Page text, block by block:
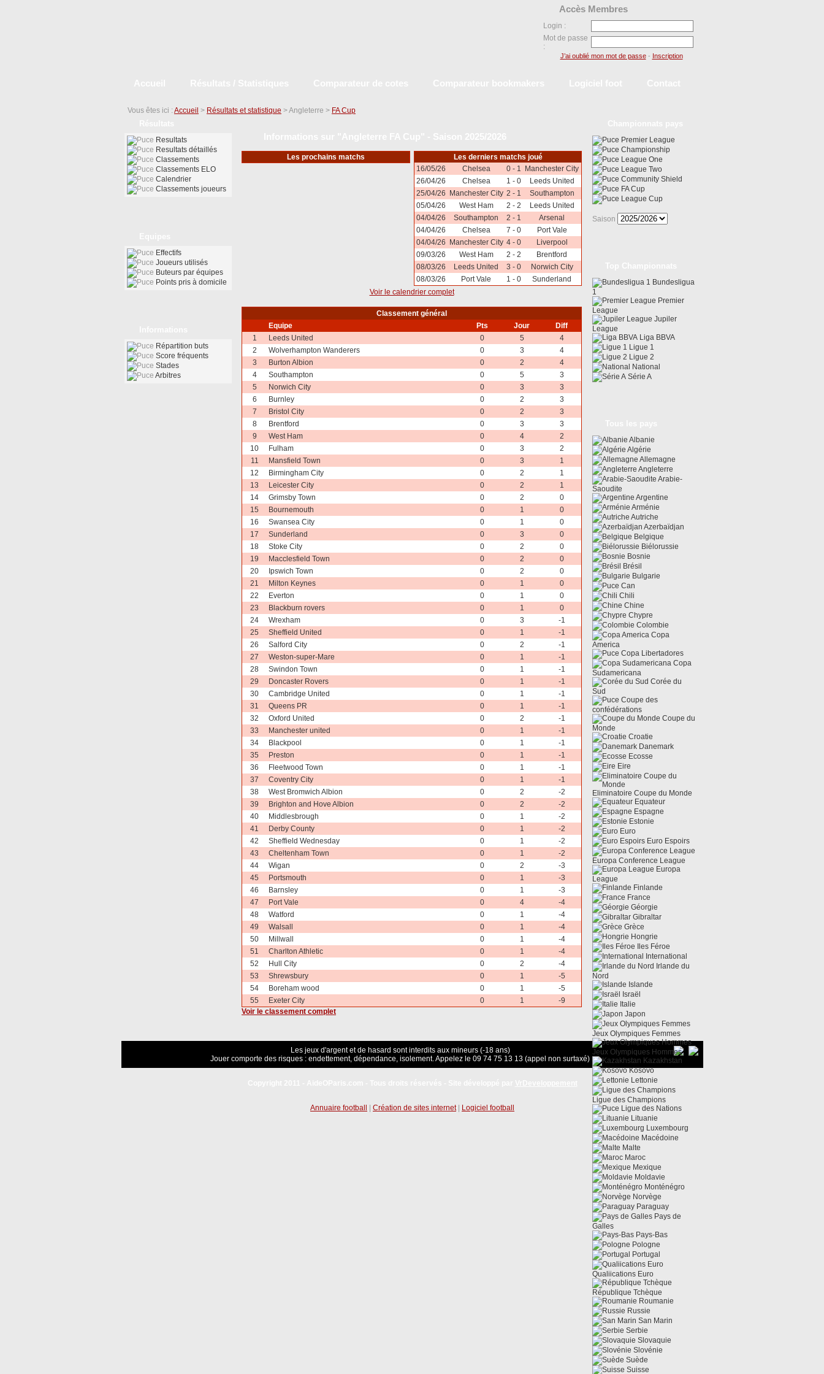
Vous êtes ici : Accueil > Résultats et statistique > Angleterre > FA Cup
Les prochains matchs
Les derniers matchs joué
16/05/26
Chelsea 0 - 1
Manchester City
26/04/26
Chelsea 1 - 0
Leeds United
25/04/26
Manchester City 2 - 1
Southampton
05/04/26
West Ham 2 - 2
Leeds United
04/04/26
Southampton 2 - 1
Arsenal
04/04/26
Chelsea 7 - 0
Port Vale
04/04/26
Manchester City 4 - 0
Liverpool
09/03/26
West Ham 2 - 2
Brentford
08/03/26
Leeds United 3 - 0
Norwich City
08/03/26
Port Vale 1 - 0
Sunderland
Voir le calendrier complet
Classement général
Equipe
Pts Jour
Diff
1
Leeds United 0 5
4
2
Wolverhampton Wanderers 0 3
4
3
Burton Albion 0 2
4
4
Southampton 0 5
3
5
Norwich City 0 3
3
6
Burnley 0 2
3
7
Bristol City 0 2
3
8
Brentford 0 3
3
9
West Ham 0 4
2
10
Fulham 0 3
2
11
Mansfield Town 0 3
1
12
Birmingham City 0 2
1
13
Leicester City 0 2
1
14
Grimsby Town 0 2
0
15
Bournemouth 0 1
0
16
Swansea City 0 1
0
17
Sunderland 0 3
0
18
Stoke City 0 2
0
19
Macclesfield Town 0 2
0
20
Ipswich Town 0 2
0
21
Milton Keynes 0 1
0
22
Everton 0 1
0
23
Blackburn rovers 0 1
0
24
Wrexham 0 3
-1
25
Sheffield United 0 1
-1
26
Salford City 0 2
-1
27
Weston-super-Mare 0 1
-1
28
Swindon Town 0 1
-1
29
Doncaster Rovers 0 1
-1
30
Cambridge United 0 1
-1
31
Queens PR 0 1
-1
32
Oxford United 0 2
-1
33
Manchester united 0 1
-1
34
Blackpool 0 1
-1
35
Preston 0 1
-1
36
Fleetwood Town 0 1
-1
37
Coventry City 0 1
-1
38
West Bromwich Albion 0 2
-2
39
Brighton and Hove Albion 0 2
-2
40
Middlesbrough 0 1
-2
41
Derby County 0 1
-2
42
Sheffield Wednesday 0 1
-2
43
Cheltenham Town 0 1
-2
44
Wigan 0 2
-3
45
Portsmouth 0 1
-3
46
Barnsley 0 1
-3
47
Port Vale 0 4
-4
48
Watford 0 1
-4
49
Walsall 0 1
-4
50
Millwall 0 1
-4
51
Charlton Athletic 0 1
-4
52
Hull City 0 2
-4
53
Shrewsbury 0 1
-5
54
Boreham wood 0 1
-5
55
Exeter City 0 1
-9
Voir le classement complet
Resultats
Resultats détaillés
Classements
Classements ELO
Calendrier
Classements joueurs
Effectifs
Joueurs utilisés
Buteurs par équipes
Points pris à domicile
Répartition buts
Score fréquents
Stades
Arbitres
Premier League
Championship
League One
League Two
Community Shield
FA Cup
League Cup
Saison
Bundesligua
1
Premier
League
Jupiler
League
Liga BBVA
Ligue 1
Ligue 2
National
Série A
Albanie
Algérie
Allemagne
Angleterre
Arabie-
Saoudite
Argentine
Arménie
Autriche
Azerbaïdjan
Belgique
Biélorussie
Bosnie
Brésil
Bulgarie
Can
Chili
Chine
Chypre
Colombie
Copa
America
Copa Libertadores
Copa
Sudamericana
Corée du
Sud
Coupe des
confédérations
Coupe du
Monde
Croatie
Danemark
Ecosse
Eire
Eliminatoire Coupe du Monde
Equateur
Espagne
Estonie
Euro
Euro Espoirs
Europa Conference League
Europa
League
Finlande
France
Géorgie
Gibraltar
Grèce
Hongrie
Iles Féroe
International
Irlande du
Nord
Islande
Israël
Italie
Japon
Jeux Olympiques Femmes
Jeux Olympiques Hommes
Kazakhstan
Kosovo
Lettonie
Ligue des Champions
Ligue des Nations
Lituanie
Luxembourg
Macédoine
Malte
Maroc
Mexique
Moldavie
Monténégro
Norvège
Paraguay
Pays de
Galles
Pays-Bas
Pologne
Portugal
Qualiications Euro
République Tchèque
Roumanie
Russie
San Marin
Serbie
Slovaquie
Slovénie
Suède
Suisse
Les jeux d'argent et de hasard sont interdits aux mineurs (-18 ans)
Jouer comporte des risques : endettement, dépendance, isolement. Appelez le 09 74 75 13 13 (appel non surtaxé)
Annuaire football Création de sites internet| Logiciel football
Accès Membres
Login :
Mot de passe
:
J’ai oublié mon mot de passe- Inscription